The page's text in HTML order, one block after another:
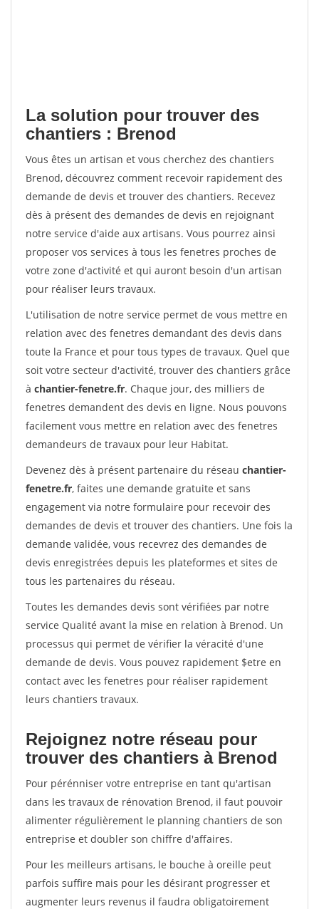
La solution pour trouver des
chantiers : Brenod
Vous êtes un artisan et vous cherchez des chantiers
Brenod, découvrez comment recevoir rapidement des
demande de devis et trouver des chantiers. Recevez
dès à présent des demandes de devis en rejoignant
notre service d'aide aux artisans. Vous pourrez ainsi
proposer vos services à tous les fenetres proches de
votre zone d'activité et qui auront besoin d'un artisan
pour réaliser leurs travaux.
L'utilisation de notre service permet de vous mettre en
relation avec des fenetres demandant des devis dans
toute la France et pour tous types de travaux. Quel que
soit votre secteur d'activité, trouver des chantiers grâce
à chantier-fenetre.fr. Chaque jour, des milliers de
fenetres demandent des devis en ligne. Nous pouvons
facilement vous mettre en relation avec des fenetres
demandeurs de travaux pour leur Habitat.
Devenez dès à présent partenaire du réseau chantier-
fenetre.fr, faites une demande gratuite et sans
engagement via notre formulaire pour recevoir des
demandes de devis et trouver des chantiers. Une fois la
demande validée, vous recevrez des demandes de
devis enregistrées depuis les plateformes et sites de
tous les partenaires du réseau.
Toutes les demandes devis sont vérifiées par notre
service Qualité avant la mise en relation à Brenod. Un
processus qui permet de vérifier la véracité d'une
demande de devis. Vous pouvez rapidement $etre en
contact avec les fenetres pour réaliser rapidement
leurs chantiers travaux.
Rejoignez notre réseau pour
trouver des chantiers à Brenod
Pour pérénniser votre entreprise en tant qu'artisan
dans les travaux de rénovation Brenod, il faut pouvoir
alimenter régulièrement le planning chantiers de son
entreprise et doubler son chiffre d'affaires.
Pour les meilleurs artisans, le bouche à oreille peut
parfois suffire mais pour les désirant progresser et
augmenter leurs revenus il faudra obligatoirement